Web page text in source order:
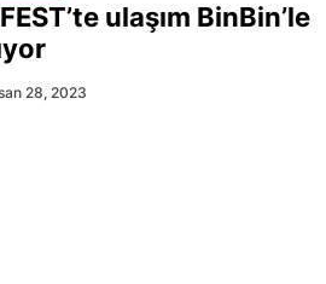
ulaşım BinBin’le
28, 2023